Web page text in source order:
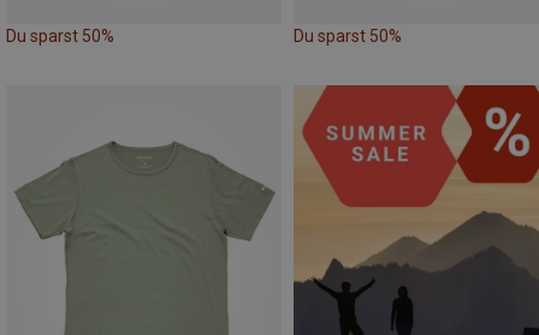
Du sparst 50% Du sparst 50%